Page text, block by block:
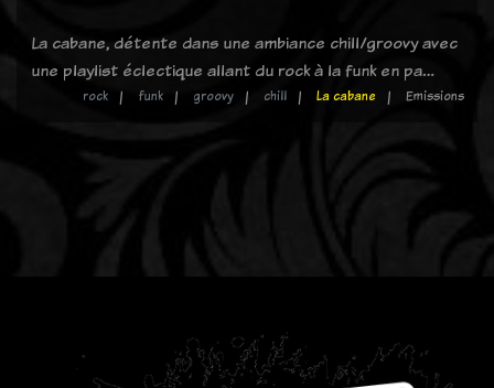
La cabane, détente dans une ambiance chill/groovy avec
une playlist éclectique allant du rock à la funk en pa…
rock funk groovy chill La cabane Emissions